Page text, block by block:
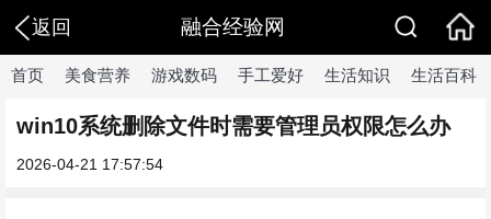
返回 融合经验网
首页 美食营养 游戏数码 手工爱好 生活知识 生活百科
win10系统删除文件时需要管理员权限怎么办
2026-04-21 17:57:54